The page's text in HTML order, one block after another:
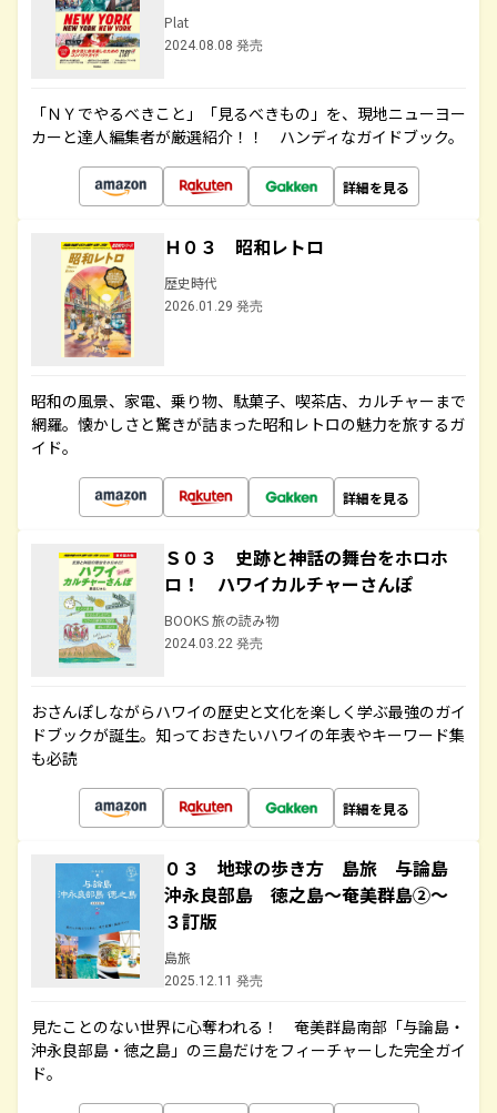
Plat
2024.08.08 発売
「ＮＹでやるべきこと」「見るべきもの」を、現地ニューヨー
カーと達人編集者が厳選紹介！！ ハンディなガイドブック。
詳細を見る
Ｈ０３ 昭和レトロ
歴史時代
2026.01.29 発売
昭和の風景、家電、乗り物、駄菓子、喫茶店、カルチャーまで
網羅。懐かしさと驚きが詰まった昭和レトロの魅力を旅するガ
イド。
詳細を見る
Ｓ０３ 史跡と神話の舞台をホロホ
ロ！ ハワイカルチャーさんぽ
BOOKS 旅の読み物
2024.03.22 発売
おさんぽしながらハワイの歴史と文化を楽しく学ぶ最強のガイ
ドブックが誕生。知っておきたいハワイの年表やキーワード集
も必読
詳細を見る
０３ 地球の歩き方 島旅 与論島
沖永良部島 徳之島～奄美群島②～
３訂版
島旅
2025.12.11 発売
見たことのない世界に心奪われる！ 奄美群島南部「与論島・
沖永良部島・徳之島」の三島だけをフィーチャーした完全ガイ
ド。